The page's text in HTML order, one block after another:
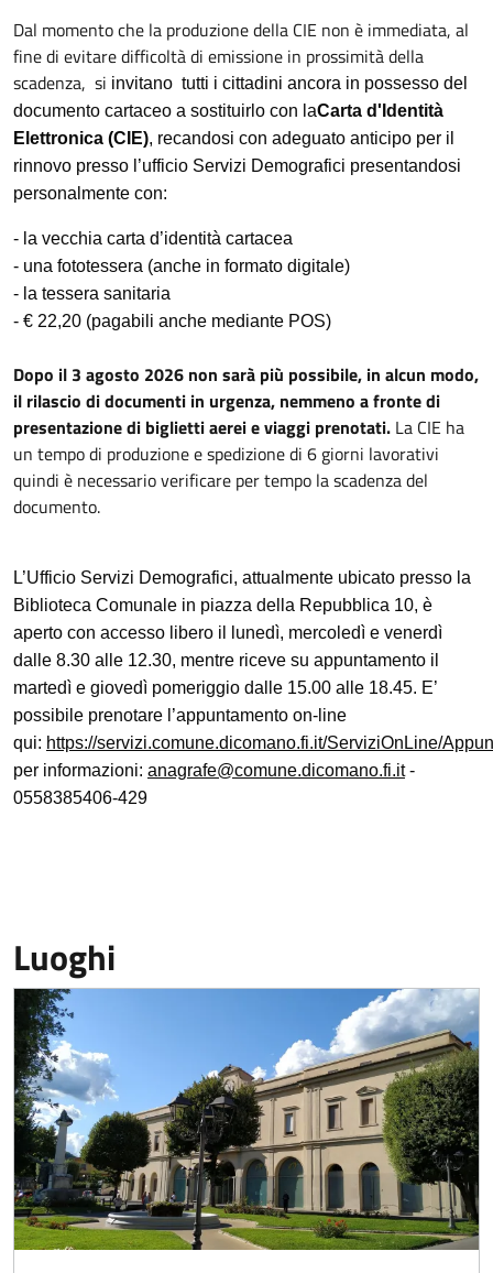
Dal momento che la produzione della CIE non è immediata, al
fine di evitare difficoltà di emissione in prossimità della
scadenza, si invitano tutti i cittadini ancora in possesso del
documento cartaceo a sostituirlo con laCarta d'Identità
Elettronica (CIE), recandosi con adeguato anticipo per il
rinnovo presso l’ufficio Servizi Demografici presentandosi
personalmente con:
- la vecchia carta d’identità cartacea
- una fototessera (anche in formato digitale)
- la tessera sanitaria
- € 22,20 (pagabili anche mediante POS)
Dopo il 3 agosto 2026 non sarà più possibile, in alcun modo,
il rilascio di documenti in urgenza, nemmeno a fronte di
presentazione di biglietti aerei e viaggi prenotati. La CIE ha
un tempo di produzione e spedizione di 6 giorni lavorativi
quindi è necessario verificare per tempo la scadenza del
documento.
L’Ufficio Servizi Demografici, attualmente ubicato presso la
Biblioteca Comunale in piazza della Repubblica 10, è
aperto con accesso libero il lunedì, mercoledì e venerdì
dalle 8.30 alle 12.30, mentre riceve su appuntamento il
martedì e giovedì pomeriggio dalle 15.00 alle 18.45. E’
possibile prenotare l’appuntamento on-line
qui: https://servizi.comune.dicomano.fi.it/ServiziOnLine/
per informazioni: anagrafe@comune.dicomano.fi.it-
0558385406-429
Luoghi